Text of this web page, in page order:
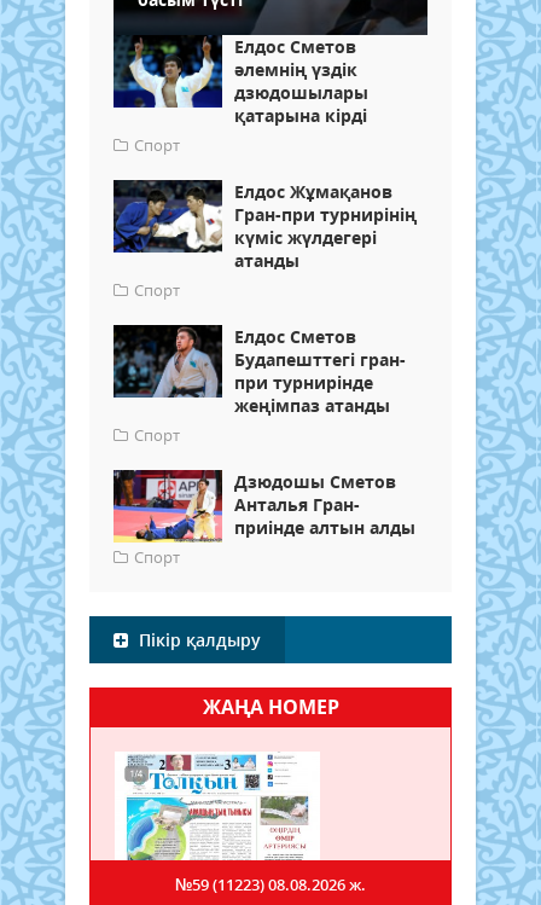
Елдос Сметов
әлемнің үздік
дзюдошылары
қатарына кірді
Спорт
Елдос Жұмақанов
Гран-при турнирінің
күміс жүлдегері
атанды
Спорт
Елдос Сметов
Будапешттегі гран-
при турнирінде
жеңімпаз атанды
Спорт
Дзюдошы Сметов
Анталья Гран-
приінде алтын алды
Спорт
Пікір қалдыру
ЖАҢА НОМЕР
№59 (11223)08.08.2026 ж.